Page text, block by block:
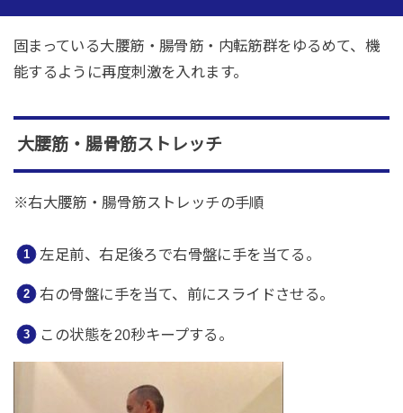
固まっている大腰筋・腸骨筋・内転筋群をゆるめて、機
能するように再度刺激を入れます。
大腰筋・腸骨筋ストレッチ
※右大腰筋・腸骨筋ストレッチの手順
左足前、右足後ろで右骨盤に手を当てる。
右の骨盤に手を当て、前にスライドさせる。
この状態を20秒キープする。